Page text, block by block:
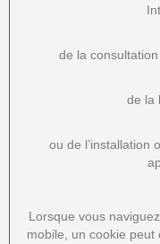
de la consultation
de la
ou de l’installation
Lorsque vous
mobile, un cookie